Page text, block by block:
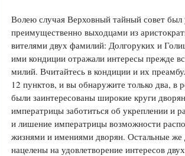
Волею случая Верховный тайный совет был
преимущественно выходцами из
вителями двух фамилий: Долгоруких и
ими кондиции отражали интересы прежде
милий. Вчитайтесь в кондиции и их
12 пунктов, и вы обнаружите только два, в
были заинтересованы широкие круги
императрицы заботиться об укреплении и
и лишение императрицы возможности
жизнями и имениями дворян. Остальные же
нацелены на удовлетворение интересов